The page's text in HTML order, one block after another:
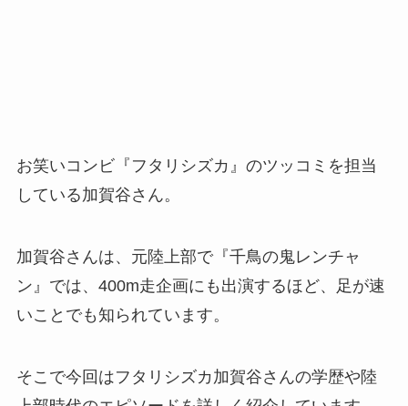
お笑いコンビ『フタリシズカ』のツッコミを担当
している加賀谷さん。
加賀谷さんは、元陸上部で『千鳥の鬼レンチャ
ン』では、400m走企画にも出演するほど、足が速
いことでも知られています。
そこで今回はフタリシズカ加賀谷さんの学歴や陸